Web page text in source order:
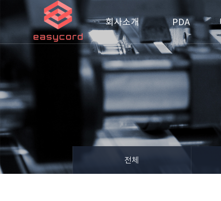
회사소개 PDA
전체